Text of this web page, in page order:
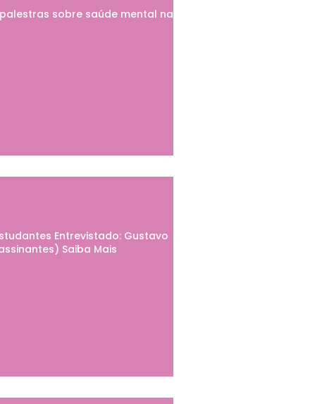
sobre saúde mental na
Entrevistado: Gustavo
Saiba Mais